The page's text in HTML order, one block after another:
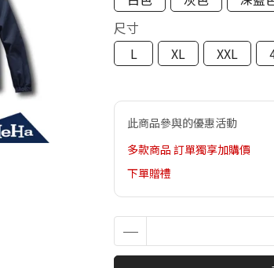
尺寸
L
XL XXL
此商品參與的優惠活動
多款商品 訂單獨享加購價
下單贈禮